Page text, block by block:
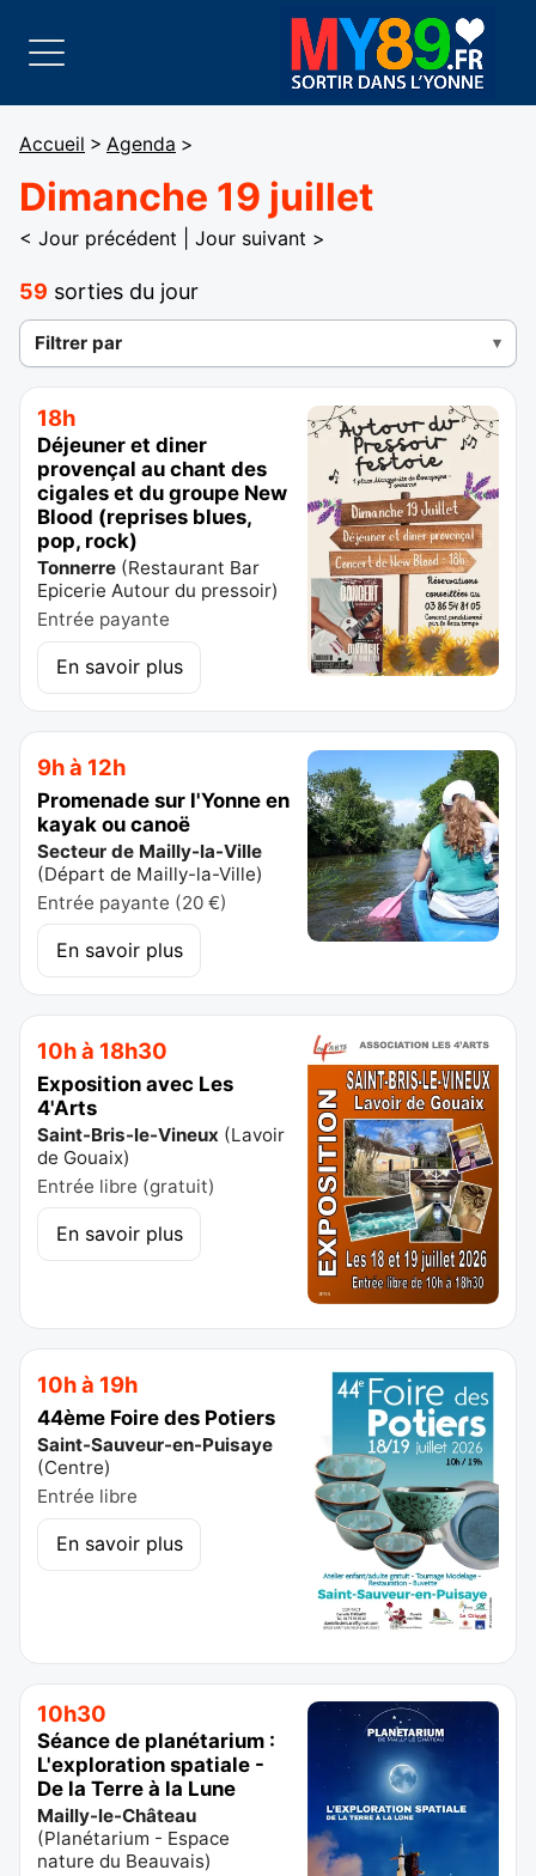
Accueil > Agenda >
Dimanche 19 juillet
< Jour précédent Jour suivant >
59 sorties du jour
Filtrer par
18h
Déjeuner et diner
provençal au chant des
cigales et du groupe New
Blood (reprises blues,
pop, rock)
Tonnerre (Restaurant Bar
Epicerie Autour du pressoir)
Entrée payante
En savoir plus
9h à 12h
Promenade sur l'Yonne en
kayak ou canoë
Secteur de Mailly-la-Ville
(Départ de Mailly-la-Ville)
Entrée payante (20 €)
En savoir plus
10h à 18h30
Exposition avec Les
4'Arts
Saint-Bris-le-Vineux (Lavoir
de Gouaix)
Entrée libre (gratuit)
En savoir plus
10h à 19h
44ème Foire des Potiers
Saint-Sauveur-en-Puisaye
(Centre)
Entrée libre
En savoir plus
10h30
Séance de planétarium :
L'exploration spatiale -
De la Terre à la Lune
Mailly-le-Château
(Planétarium - Espace
nature du Beauvais)